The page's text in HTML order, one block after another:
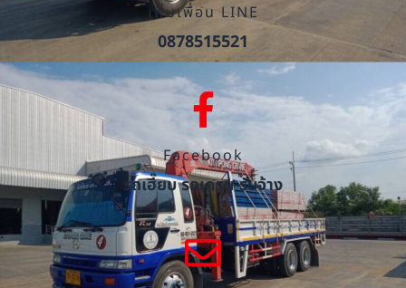
เพิ่มเพื่อน LINE
0878515521
Facebook
รถเฮี๊ยบ รถเครน รับจ้าง